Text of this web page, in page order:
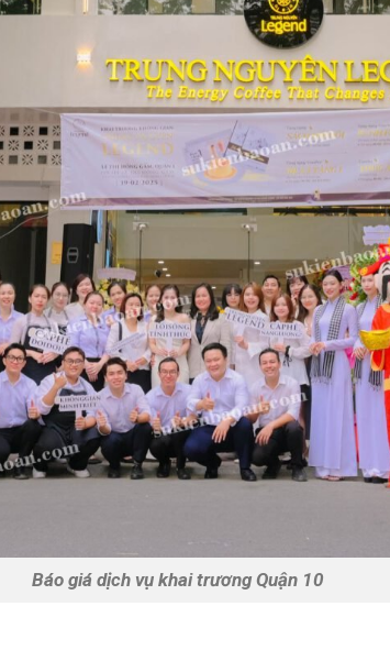
Báo giá dịch vụ khai trương Quận 10